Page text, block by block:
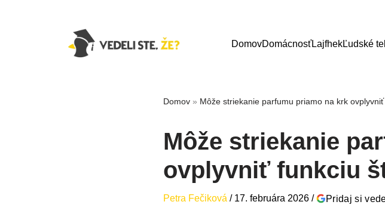
DomovDomácnosťLajfhekĽudské
Domov » Môže striekanie parfumu priamo na krk
Môže striekanie
ovplyvniť funkciu
Petra Fečiková / 17. februára 2026 / Pridaj si